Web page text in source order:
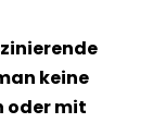
keine
oder mit